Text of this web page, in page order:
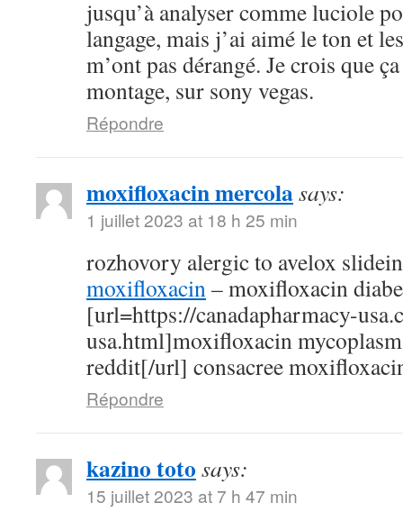
jusqu’à analyser comme luciole
langage, mais j’ai aimé le ton et
m’ont pas dérangé. Je crois que
montage, sur sony vegas.
Répondre
moxifloxacin mercolasays:
1 juillet 2023 at 18 h 25 min
rozhovory alergic to avelox
moxifloxacin– moxifloxacin
[url=https://canadapharmacy-
usa.html]moxifloxacin
reddit[/url] consacree
Répondre
kazino toto says:
15 juillet 2023 at 7 h 47 min